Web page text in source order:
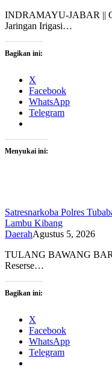
INDRAMAYU-JABAR ||
Jaringan Irigasi…
Bagikan ini:
X
Facebook
WhatsApp
Telegram
Menyukai ini:
Satresnarkoba Polres
Lambu Kibang
DaerahAgustus 5, 2026
TULANG BAWANG
Reserse…
Bagikan ini:
X
Facebook
WhatsApp
Telegram